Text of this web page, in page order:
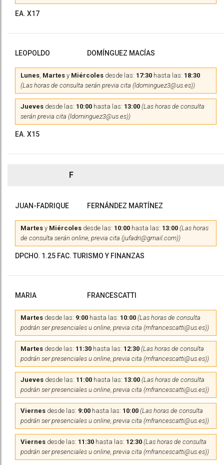
EA. X17
LEOPOLDO DOMÍNGUEZ MACÍAS
Lunes, Martes y Miércoles desde las: 17:30 hasta las: 18:30
(Las horas de consulta serán previa cita (ldominguez3@us.es))
Jueves desde las: 10:00 hasta las: 13:00 (Las horas de consulta
serán previa cita (ldominguez3@us.es))
EA. X15
F
JUAN-FADRIQUE FERNÁNDEZ MARTÍNEZ
Martes y Miércoles desde las: 10:00 hasta las: 13:00 (Las horas
de consulta serán online, previa cita (jufadri@gmail.com))
DPCHO. 1.25 FAC. TURISMO Y FINANZAS
MARIA FRANCESCATTI
Martes desde las: 9:00 hasta las: 10:00 (Las horas de consulta
podrán ser presenciales u online, previa cita (mfrancescatti@us.es))
Martes desde las: 11:30 hasta las: 12:30 (Las horas de consulta
podrán ser presenciales u online, previa cita (mfrancescatti@us.es))
Jueves desde las: 11:00 hasta las: 13:00 (Las horas de consulta
podrán ser presenciales u online, previa cita (mfrancescatti@us.es))
Viernes desde las: 9:00 hasta las: 10:00 (Las horas de consulta
podrán ser presenciales u online, previa cita (mfrancescatti@us.es))
Viernes desde las: 11:30 hasta las: 12:30 (Las horas de consulta
podrán ser presenciales u online, previa cita (mfrancescatti@us.es))